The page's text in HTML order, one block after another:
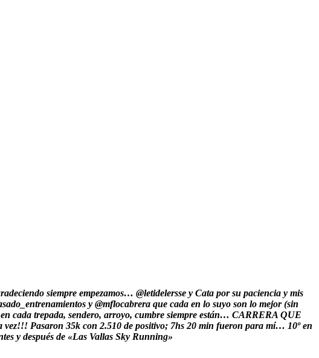
siempre empezamos… @letidelersse y Cata por su paciencia y mis
y @mflocabrera que cada en lo suyo son lo mejor (sin
cada trepada, sendero, arroyo, cumbre siempre están… CARRERA QUE
Pasaron 35k con 2.510 de positivo; 7hs 20 min fueron para mí… 10º en
y después de «Las Vallas Sky Running»